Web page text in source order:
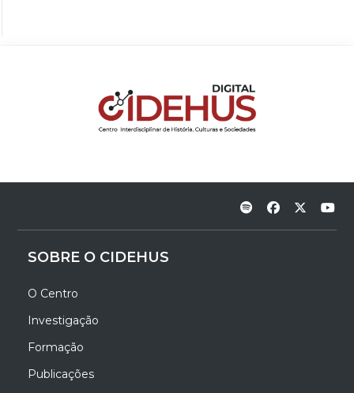
SOBRE O CIDEHUS
O Centro
Investigação
Formação
Publicações